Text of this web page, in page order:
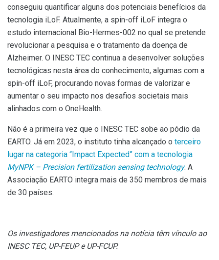
conseguiu quantificar alguns dos potenciais benefícios da
tecnologia iLoF. Atualmente, a spin-off iLoF integra o
estudo internacional Bio-Hermes-002 no qual se pretende
revolucionar a pesquisa e o tratamento da doença de
Alzheimer. O INESC TEC continua a desenvolver soluções
tecnológicas nesta área do conhecimento, algumas com a
spin-off iLoF, procurando novas formas de valorizar e
aumentar o seu impacto nos desafios societais mais
alinhados com o OneHealth.
Não é a primeira vez que o INESC TEC sobe ao pódio da
EARTO. Já em 2023, o instituto tinha alcançado o terceiro
lugar na categoria “Impact Expected” com a tecnologia
MyNPK – Precision fertilization sensing technology. A
Associação EARTO integra mais de 350 membros de mais
de 30 países.
Os investigadores mencionados na notícia têm vínculo ao
INESC TEC, UP-FEUP e UP-FCUP.